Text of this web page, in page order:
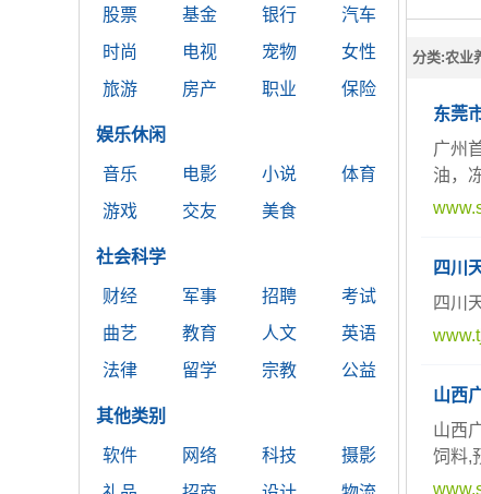
股票
基金 银行
汽车
时尚
电视 宠物
女性
旅游
房产 职业 保险
娱乐休闲
音乐 电影 小说
体育
游戏
交友 美食
社会科学
财经 军事 招聘
考试
曲艺
教育 人文
英语
法律
留学 宗教 公益
其他类别
软件 网络 科技
摄影
分类:农业
东莞
广州
油，
四川
四川
山西
山西
饲料,